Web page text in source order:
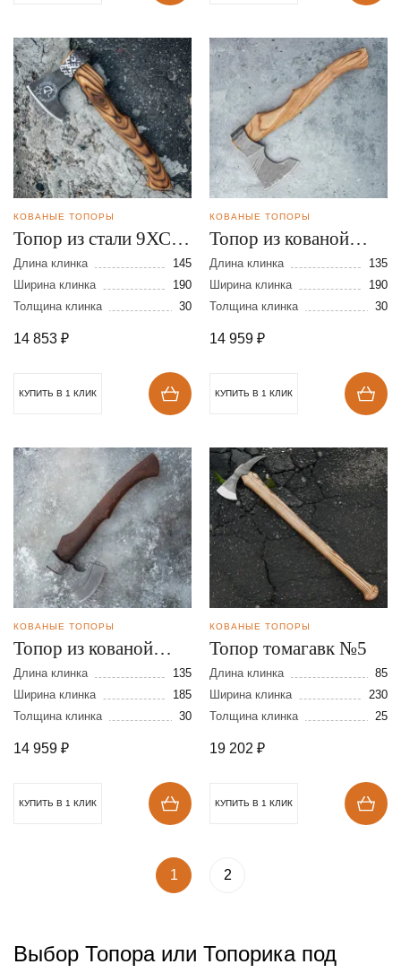
КОВАНЫЕ ТОПОРЫ
Топор из стали 9ХС с
художественным
оформлением
Длина клинка
145
Ширина клинка
190
Толщина клинка
30
14 853 ₽
КУПИТЬ В 1 КЛИК
КОВАНЫЕ ТОПОРЫ
Топор из кованой
стали 9ХС с Х/О
Длина клинка
135
Ширина клинка
190
Толщина клинка
30
14 959 ₽
КУПИТЬ В 1 КЛИК
КОВАНЫЕ ТОПОРЫ
Топор из кованой
стали 9ХС с Х/О
Длина клинка
135
Ширина клинка
185
Толщина клинка
30
14 959 ₽
КУПИТЬ В 1 КЛИК
КОВАНЫЕ ТОПОРЫ
Топор томагавк №5
Длина клинка
85
Ширина клинка
230
Толщина клинка
25
19 202 ₽
КУПИТЬ В 1 КЛИК
1 2
Выбор Топора или Топорика под